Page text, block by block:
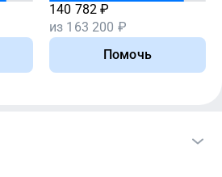
140 782 ₽
из 163 200 ₽
Помочь